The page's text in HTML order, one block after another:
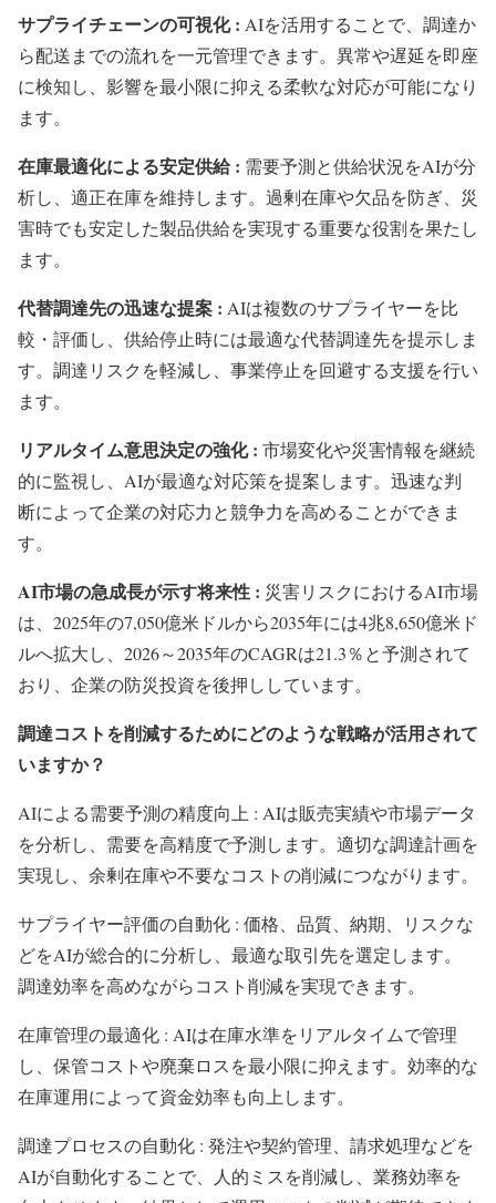
サプライチェーンの可視化 : AIを活用することで、調達か
ら配送までの流れを一元管理できます。異常や遅延を即座
に検知し、影響を最小限に抑える柔軟な対応が可能になり
ます。
在庫最適化による安定供給 : 需要予測と供給状況をAIが分
析し、適正在庫を維持します。過剰在庫や欠品を防ぎ、災
害時でも安定した製品供給を実現する重要な役割を果たし
ます。
代替調達先の迅速な提案 : AIは複数のサプライヤーを比
較・評価し、供給停止時には最適な代替調達先を提示しま
す。調達リスクを軽減し、事業停止を回避する支援を行い
ます。
リアルタイム意思決定の強化 : 市場変化や災害情報を継続
的に監視し、AIが最適な対応策を提案します。迅速な判
断によって企業の対応力と競争力を高めることができま
す。
AI市場の急成長が示す将来性 : 災害リスクにおけるAI市場
は、2025年の7,050億米ドルから2035年には4兆8,650億米ド
ルへ拡大し、2026～2035年のCAGRは21.3％と予測されて
おり、企業の防災投資を後押ししています。
調達コストを削減するためにどのような戦略が活用されて
いますか？
AIによる需要予測の精度向上 : AIは販売実績や市場データ
を分析し、需要を高精度で予測します。適切な調達計画を
実現し、余剰在庫や不要なコストの削減につながります。
サプライヤー評価の自動化 : 価格、品質、納期、リスクな
どをAIが総合的に分析し、最適な取引先を選定します。
調達効率を高めながらコスト削減を実現できます。
在庫管理の最適化 : AIは在庫水準をリアルタイムで管理
し、保管コストや廃棄ロスを最小限に抑えます。効率的な
在庫運用によって資金効率も向上します。
調達プロセスの自動化 : 発注や契約管理、請求処理などを
AIが自動化することで、人的ミスを削減し、業務効率を